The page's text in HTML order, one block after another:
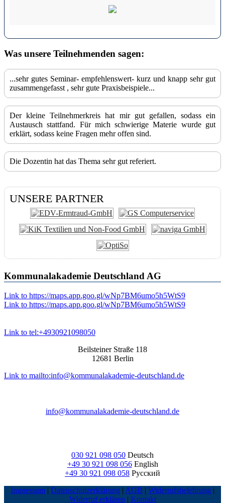
Was unsere Teilnehmenden sagen:
...sehr gutes Seminar- empfehlenswert- kurz und knapp sehr gut
zusammengefasst , sehr gute Praxisbeispiele...
Der kleine Teilnehmerkreis hat mir gut gefallen, sodass ein
Austausch stattfand. Für mich schwierige Materie wurde gut
erklärt, sodass keine Fragen mehr offen sind.
Die Dozentin hat das Thema sehr gut referiert.
UNSERE PARTNER
Kommunalakademie Deutschland AG
Link to https://maps.app.goo.gl/wNp7BM6umo5h5WtS9
Link to https://maps.app.goo.gl/wNp7BM6umo5h5WtS9
Link to tel:+4930921098050
Beilsteiner Straße 118
12681 Berlin
Link to mailto:info@kommunalakademie-deutschland.de
info@kommunalakademie-deutschland.de
030 921 098 050 Deutsch
+49 30 921 098 056English
+49 30 921 098 058 Русский
Impressum | Datenschutzerklärung | AGB | Widerrufsbelehrung |
Widerruf erklären | Kontakt